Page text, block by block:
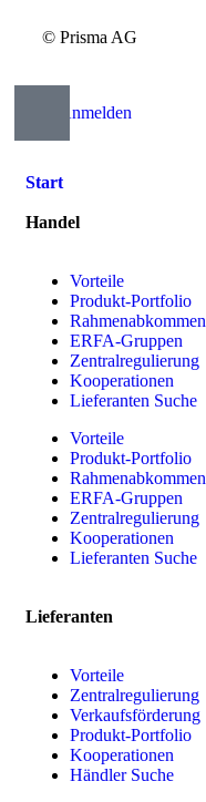
© Prisma AG
Anmelden
Start
Handel
Vorteile
Produkt-Portfolio
Rahmenabkommen
ERFA-Gruppen
Zentralregulierung
Kooperationen
Lieferanten Suche
Vorteile
Produkt-Portfolio
Rahmenabkommen
ERFA-Gruppen
Zentralregulierung
Kooperationen
Lieferanten Suche
Lieferanten
Vorteile
Zentralregulierung
Verkaufsförderung
Produkt-Portfolio
Kooperationen
Händler Suche